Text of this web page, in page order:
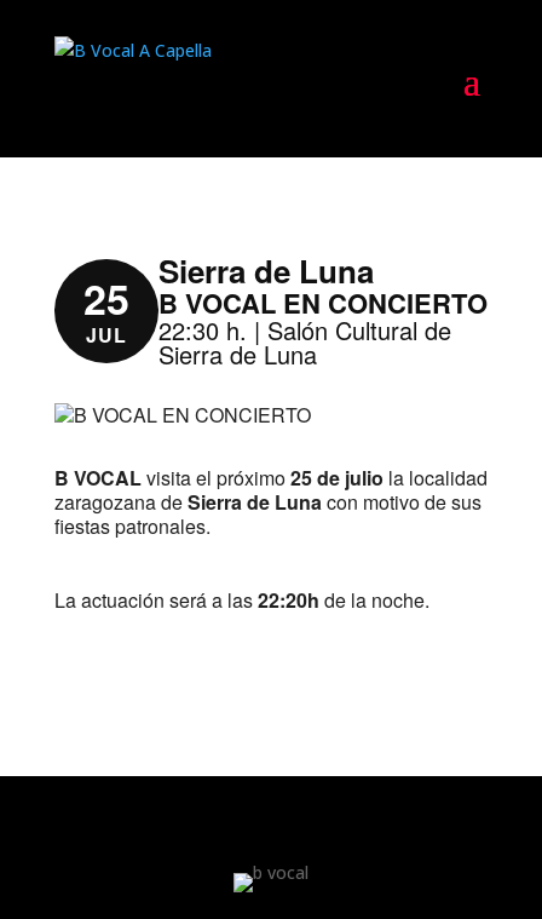
25
JUL
Sierra de Luna
B VOCAL EN CONCIERTO
22:30 h. | Salón Cultural de
Sierra de Luna
B VOCALvisita el próximo25 de julio la localidad
zaragozana deSierra de Lunacon motivo de sus
fiestas patronales.
La actuación será a las22:20h de la noche.